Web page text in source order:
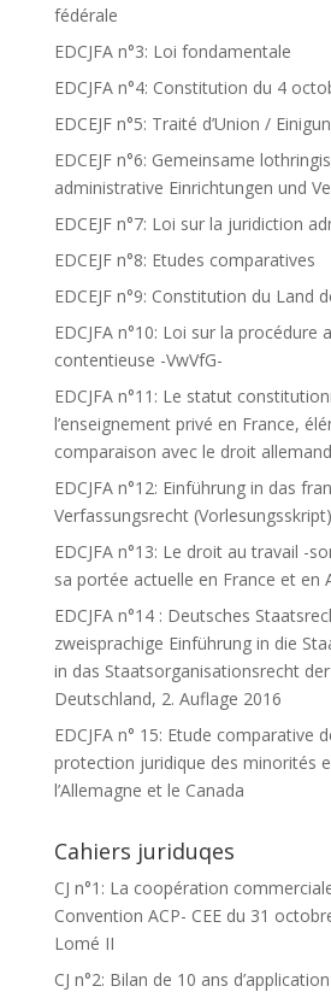
fédérale
EDCJFA n°3: Loi fondamentale
EDCJFA n°4: Constitution du 4
EDCEJF n°5: Traité d’Union /
EDCEJF n°6: Gemeinsame
administrative Einrichtungen und
EDCEJF n°7: Loi sur la juridiction
EDCEJF n°8: Etudes comparatives
EDCEJF n°9: Constitution du Land
EDCJFA n°10: Loi sur la procédure
contentieuse -VwVfG-
EDCJFA n°11: Le statut
l’enseignement privé en France,
comparaison avec le droit allemand
EDCJFA n°12: Einführung in das
Verfassungsrecht (Vorlesungsskript)
EDCJFA n°13: Le droit au travail -
sa portée actuelle en France et en
EDCJFA n°14 : Deutsches
zweisprachige Einführung in die
in das Staatsorganisationsrecht
Deutschland, 2. Auflage 2016
EDCJFA n° 15: Etude comparative
protection juridique des minorités
l’Allemagne et le Canada
Cahiers juriduqes
CJ n°1: La coopération
Convention ACP- CEE du 31
Lomé II
CJ n°2: Bilan de 10 ans